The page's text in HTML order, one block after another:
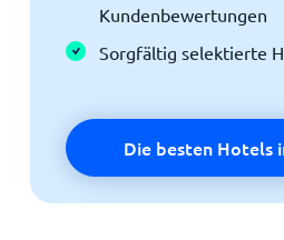
Kundenbewertungen
Sorgfältig selektierte
Die besten Hotels